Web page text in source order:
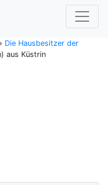
Die Hausbesitzer der
aus Küstrin